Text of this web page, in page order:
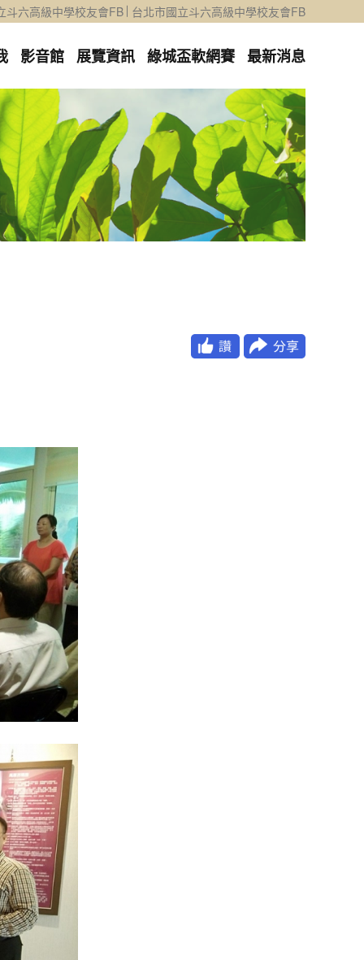
斗六高級中學校友會FB 台北市國立斗六高級中學校友會FB
影音館 展覽資訊 綠城盃軟網賽 最新消息